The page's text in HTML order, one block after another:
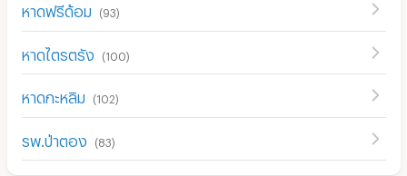
หาดฟรีด้อม (93)
หาดไตรตรัง (100)
หาดกะหลิม (102)
รพ.ป่าตอง (83)